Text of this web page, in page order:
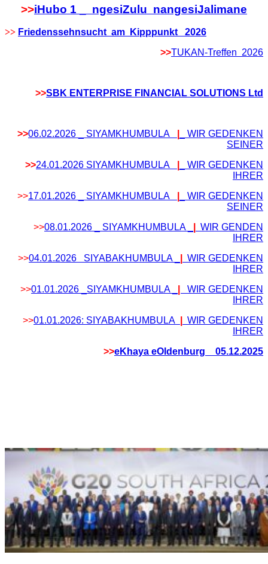
>>iHubo 1 _ ngesiZulu nangesiJalimane
>> Friedenssehnsucht am Kipppunkt 2026
>>TUKAN-Treffen 2026
>>SBK ENTERPRISE FINANCIAL SOLUTIONS Ltd
>>06.02.2026 _ SIYAMKHUMBULA
_ WIR GEDENKEN
SEINER
>>24.01.2026 SIYAMKHUMBULA
_ WIR GEDENKEN
IHRER
>>17.01.2026 _ SIYAMKHUMBULA
_ WIR GEDENKEN
SEINER
>>08.01.2026 _ SIYAMKHUMBULA _
WIR GENDEN
IHRER
>>04.01.2026 SIYABAKHUMBULA _
WIR GEDENKEN
IHRER
>>01.01.2026 _SIYAMKHUMBULA _
WIR GEDENKEN
IHRER
>>01.01.2026: SIYABAKHUMBULA
WIR GEDENKEN
IHRER
>>eKhaya eOldenburg _ 05.12.2025